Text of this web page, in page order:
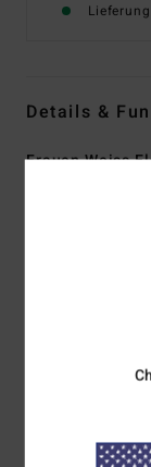
Details &
Frauen Weiss
Elastische